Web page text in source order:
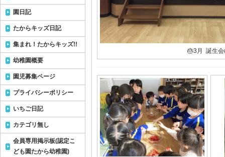
🎂3月 誕生
園日記
たからキッズ日記
集まれ！たからキッズ!!
幼稚園概要
園児募集ページ
プライバシーポリシー
いちご日記
カテゴリ無し
会員専用掲示板(認定こ
ども園たから幼稚園)